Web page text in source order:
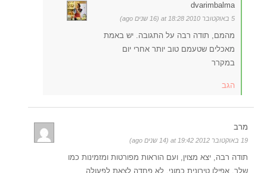
dvarimbalma
5 באוקטובר 2010 at 18:28 (16 שנים ago)
מהמם, תודה רבה על התגובה. יש באמת
מאכלים שטעמם טוב יותר אחרי יום
במקרר
הגב
מרב
19 באוקטובר 2012 at 19:42 (14 שנים ago)
תודה רבה, יצא מצוין, ועם הוראות מפורטות ומזמינות כמו
שלך, אפילו טירונית כמוני, לא פחדה לצאת לפעולה